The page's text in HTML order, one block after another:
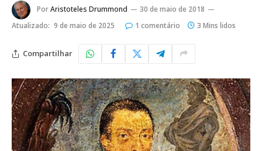
PorAristoteles Drummond
30 de maio de 2018
Atualizado: 9 de maio de 2025 1 comentário 3 Mins lidos
Compartilhar